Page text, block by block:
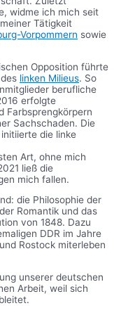
widme ich mich seit
Tätigkeit
Vorpommern sowie
Opposition führte
linken Milieus. So
berufliche
erfolgte
Farbsprengkörpern
Sachschaden. Die
die linke
Art, ohne mich
ließ die
mich fallen.
die Philosophie der
Romantik und das
von 1848. Dazu
DDR im Jahre
Rostock miterleben
unserer deutschen
Arbeit, weil sich